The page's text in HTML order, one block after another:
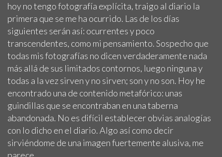
hoy no tengo fotografía explícita, traigo al diario la
primera que se me ha ocurrido. Las de los días
siguientes serán así: ocurrentes y poco
transcendentes, como mi pensamiento. Sospecho que
todas mis fotografías no dicen verdaderamente nada
más allá de sus limitados contornos, luego ninguna y
todas a la vez sirven y no sirven; son y no son. Hoy he
encontrado una de contenido metafórico: unas
guindillas que se encontraban en una taberna
abandonada. No es difícil establecer obvias analogías
con lo dicho en el diario. Algo así como decir
sirviéndome de una imagen fuertemente alusiva, me